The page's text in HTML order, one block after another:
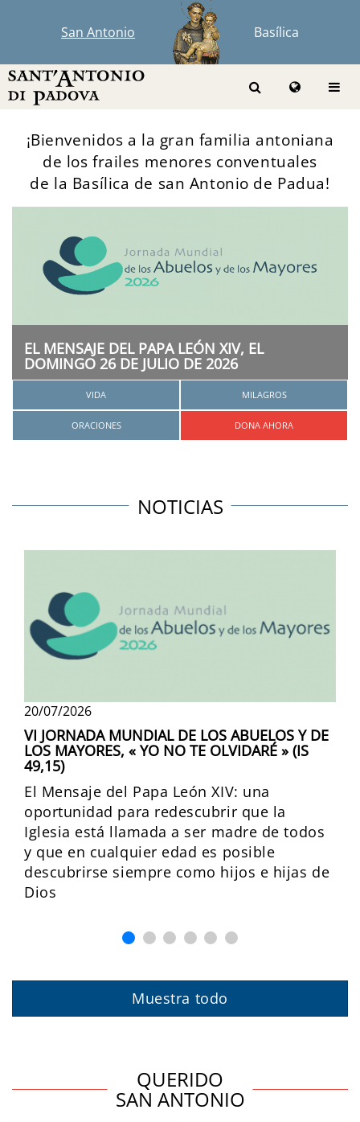
San Antonio Basílica
¡Bienvenidos a la gran familia antoniana
de los frailes menores conventuales
de la Basílica de san Antonio de Padua!
EL MENSAJE DEL PAPA LEÓN XIV, EL
DOMINGO 26 DE JULIO DE 2026
VIDA MILAGROS
ORACIONES DONA AHORA
NOTICIAS
20/07/2026
VI JORNADA MUNDIAL DE LOS ABUELOS Y DE
LOS MAYORES, « YO NO TE OLVIDARÉ » (IS
49,15)
El Mensaje del Papa León XIV: una
oportunidad para redescubrir que la
Iglesia está llamada a ser madre de todos
y que en cualquier edad es posible
descubrirse siempre como hijos e hijas de
Dios
Muestra todo
QUERIDO
SAN ANTONIO